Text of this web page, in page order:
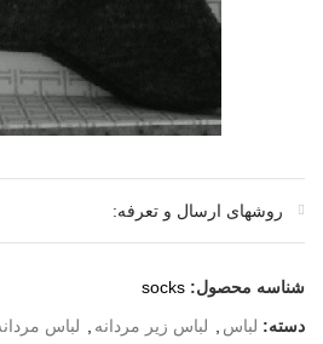
روشهای ارسال و تعرفه:
شناسه محصول: socks
دسته: لباس لباس زیر مردانه
لباس